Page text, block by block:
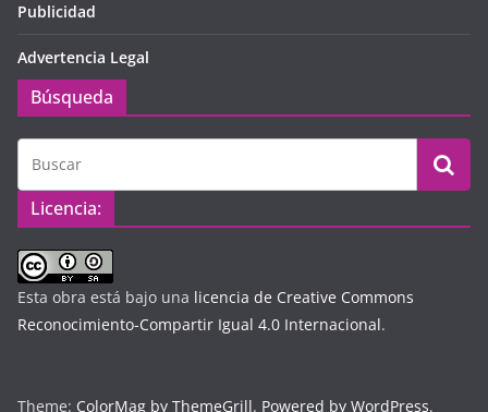
Publicidad
Advertencia Legal
Búsqueda
Licencia:
Esta obra está bajo una licencia de Creative Commons
Reconocimiento-Compartir Igual 4.0 Internacional.
Theme: ColorMag by ThemeGrill. Powered by WordPress.